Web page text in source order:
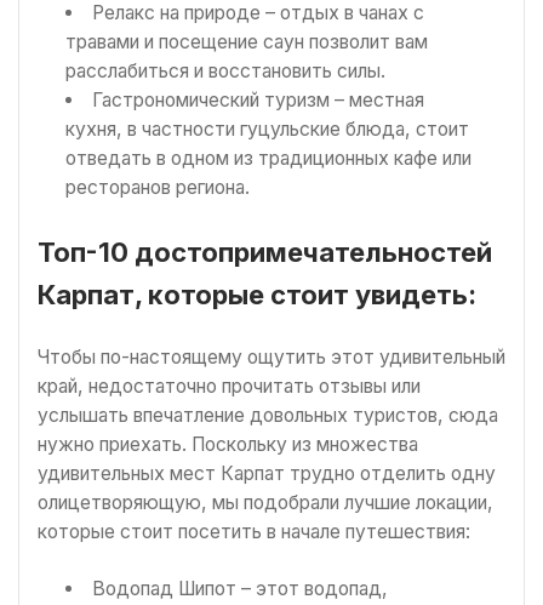
Релакс на природе – отдых в чанах с
травами и посещение саун позволит вам
расслабиться и восстановить силы.
Гастрономический туризм – местная
кухня, в частности гуцульские блюда, стоит
отведать в одном из традиционных кафе или
ресторанов региона.
Топ-10 достопримечательностей
Карпат, которые стоит увидеть:
Чтобы по-настоящему ощутить этот удивительный
край, недостаточно прочитать отзывы или
услышать впечатление довольных туристов, сюда
нужно приехать. Поскольку из множества
удивительных мест Карпат трудно отделить одну
олицетворяющую, мы подобрали лучшие локации,
которые стоит посетить в начале путешествия:
Водопад Шипот – этот водопад,